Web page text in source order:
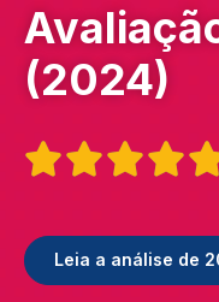
(2024)

Leia a análise de